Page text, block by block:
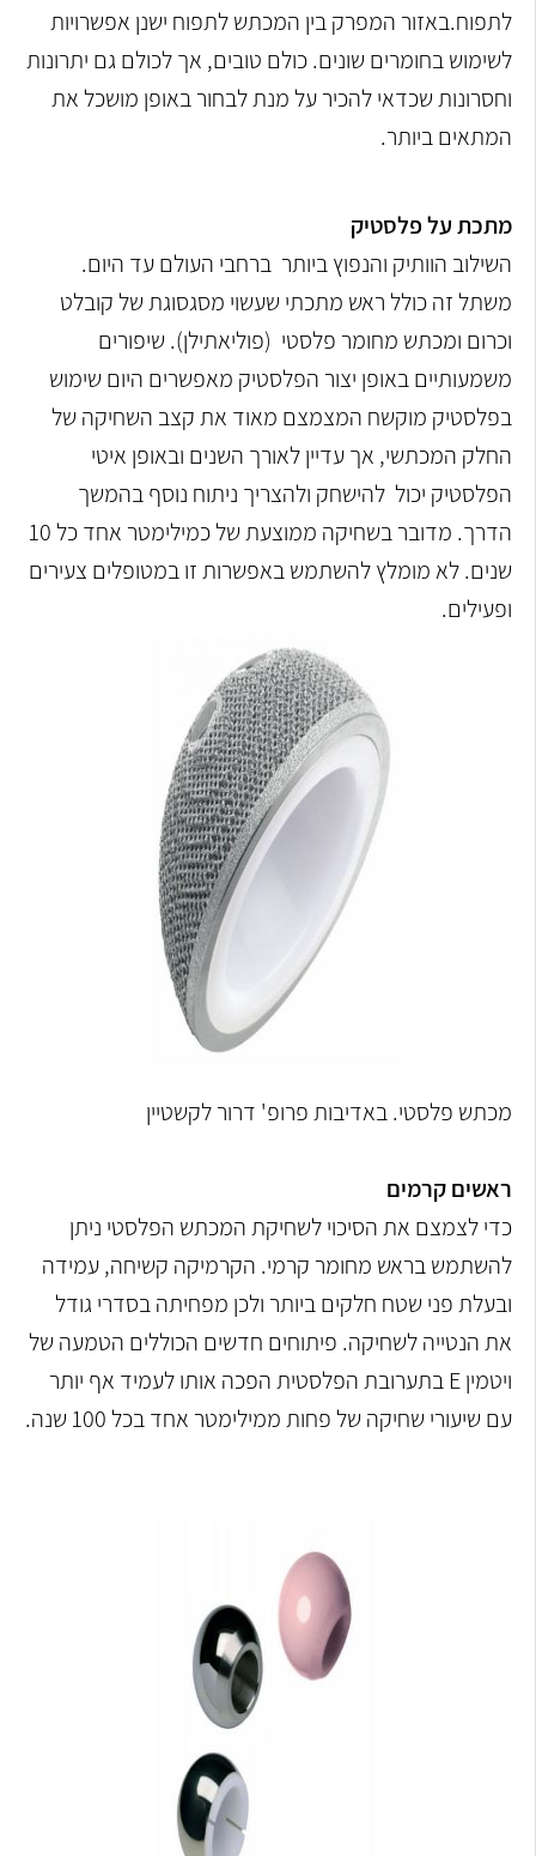
לתפוח.באזור המפרק בין המכתש לתפוח ישנן אפשרויות
לשימוש בחומרים שונים. כולם טובים, אך לכולם גם יתרונות
וחסרונות שכדאי להכיר על מנת לבחור באופן מושכל את
המתאים ביותר.
מתכת על פלסטיק
השילוב הוותיק והנפוץ ביותר ברחבי העולם עד היום.
משתל זה כולל ראש מתכתי שעשוי מסגסוגת של קובלט
וכרום ומכתש מחומר פלסטי (פוליאתילן). שיפורים
משמעותיים באופן יצור הפלסטיק מאפשרים היום שימוש
בפלסטיק מוקשח המצמצם מאוד את קצב השחיקה של
החלק המכתשי, אך עדיין לאורך השנים ובאופן איטי
הפלסטיק יכול להישחק ולהצריך ניתוח נוסף בהמשך
הדרך. מדובר בשחיקה ממוצעת של כמילימטר אחד כל 10
שנים. לא מומלץ להשתמש באפשרות זו במטופלים צעירים
ופעילים.
מכתש פלסטי. באדיבות פרופ' דרור לקשטיין
ראשים קרמים
כדי לצמצם את הסיכוי לשחיקת המכתש הפלסטי ניתן
להשתמש בראש מחומר קרמי. הקרמיקה קשיחה, עמידה
ובעלת פני שטח חלקים ביותר ולכן מפחיתה בסדרי גודל
את הנטייה לשחיקה. פיתוחים חדשים הכוללים הטמעה של
ויטמין E בתערובת הפלסטית הפכה אותו לעמיד אף יותר
עם שיעורי שחיקה של פחות ממילימטר אחד בכל 100 שנה.